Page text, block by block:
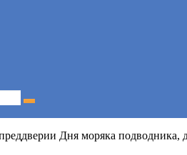
Дня моряка подводника,